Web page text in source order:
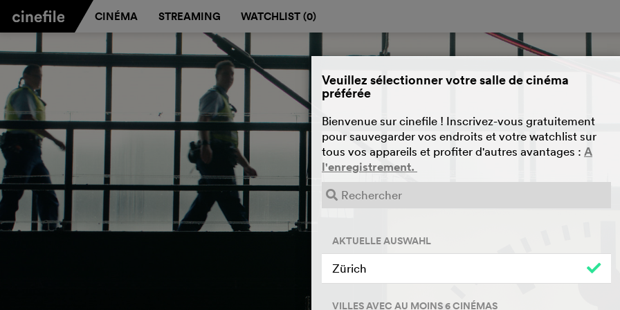
CINÉMA STREAMING WATCHLIST (0)
Veuillez sélectionner votre salle de cinéma
préférée
Bienvenue sur cinefile ! Inscrivez-vous gratuitement
pour sauvegarder vos endroits et votre watchlist sur
tous vos appareils et profiter d'autres avantages : A
l'enregistrement.
AKTUELLE AUSWAHL
Zürich
VILLES AVEC AU MOINS 6 CINÉMAS